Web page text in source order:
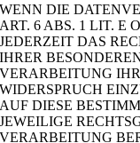
WENN DIE
ART. 6 ABS. 1 LIT. E
JEDERZEIT DAS
IHRER
VERARBEITUNG
WIDERSPRUCH
AUF DIESE
JEWEILIGE
VERARBEITUNG